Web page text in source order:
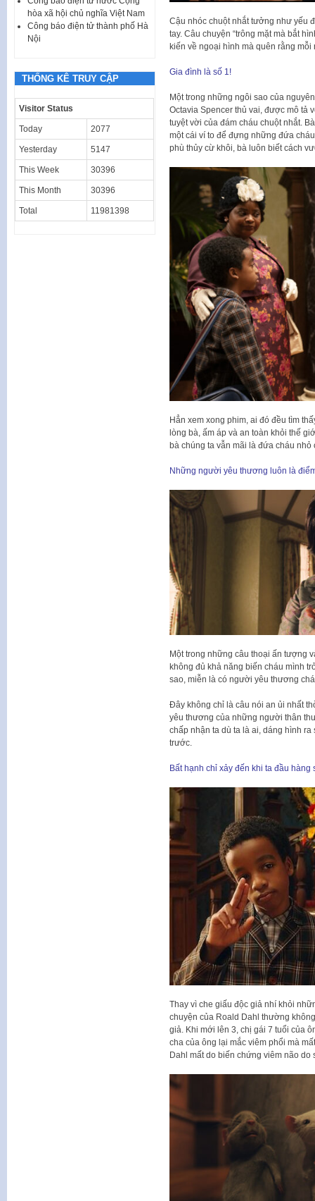
Cậu nhóc chuột nhắt tưởng như yếu
tay. Câu chuyện “trông mặt mà bắt
kiến về ngoại hình mà quên rằng
Gia đình là số 1!
Một trong những ngôi sao của
Octavia Spencer thủ vai, được mô tả
tuyệt vời của đám cháu chuột nhắt.
một cái ví to để đựng những đứa
phù thủy cừ khôi, bà luôn biết cách
Hẳn xem xong phim, ai đó đều tìm
lòng bà, ấm áp và an toàn khỏi thế
bà chúng ta vẫn mãi là đứa cháu nhỏ
Những người yêu thương luôn là
Một trong những câu thoại ấn tượng
không đủ khả năng biến cháu mình
sao, miễn là có người yêu thương
Đây không chỉ là câu nói an ủi nhất
yêu thương của những người thân
chấp nhận ta dù ta là ai, dáng hình
trước.
Bất hạnh chỉ xảy đến khi ta đầu hàng
Thay vì che giấu độc giả nhí khỏi
chuyện của Roald Dahl thường
giả. Khi mới lên 3, chị gái 7 tuổi của
cha của ông lại mắc viêm phổi mà
Dahl mất do biến chứng viêm não
hòa xã hội chủ nghĩa Việt Nam
Công báo điện tử thành phố Hà
Nội
THỐNG KÊ TRUY CẬP
Visitor Status
Today 2077
Yesterday 5147
This Week 30396
This Month 30396
Total 11981398